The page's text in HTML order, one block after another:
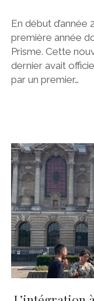
En début d’année
première année
Prisme. Cette
dernier avait
par un premier…